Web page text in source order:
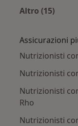
Altro (15)
Assicurazioni
Nutrizionisti
Nutrizionisti
Nutrizionisti
Rho
Nutrizionisti